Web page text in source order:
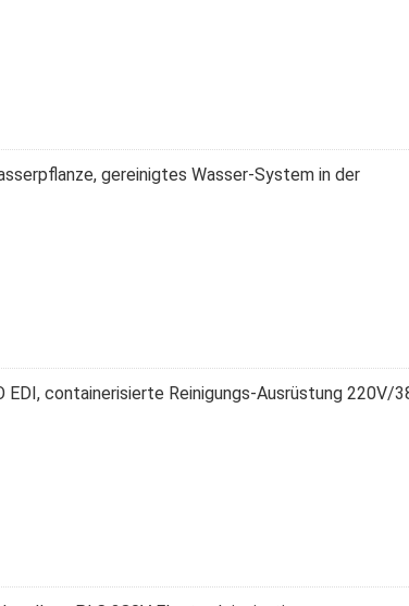
gereinigtes Wasser-System in der
EDI, containerisierte Reinigungs-Ausrüstung 220V/